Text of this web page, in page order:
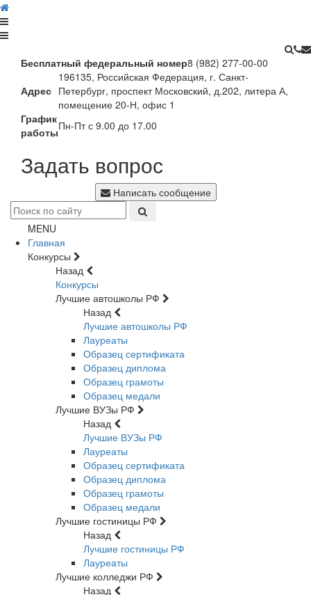
Бесплатный федеральный номер8 (982) 277-00-00
Адрес
196135, Российская Федерация, г. Санкт-
Петербург, проспект Московский, д.202, литера А,
помещение 20-Н, офис 1
График
работыПн-Пт с 9.00 до 17.00
Задать вопрос
Написать сообщение
MENU
Главная
Конкурсы
Назад
Конкурсы
Лучшие автошколы РФ
Назад
Лучшие автошколы РФ
Лауреаты
Образец сертификата
Образец диплома
Образец грамоты
Образец медали
Лучшие ВУЗы РФ
Назад
Лучшие ВУЗы РФ
Лауреаты
Образец сертификата
Образец диплома
Образец грамоты
Образец медали
Лучшие гостиницы РФ
Назад
Лучшие гостиницы РФ
Лауреаты
Лучшие колледжи РФ
Назад